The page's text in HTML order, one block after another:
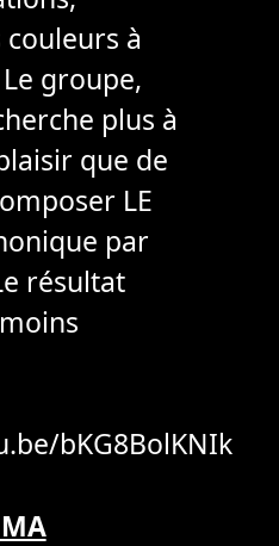
à
groupe,
plus à
que de
LE
par
résultat
bKG8BolKNIk